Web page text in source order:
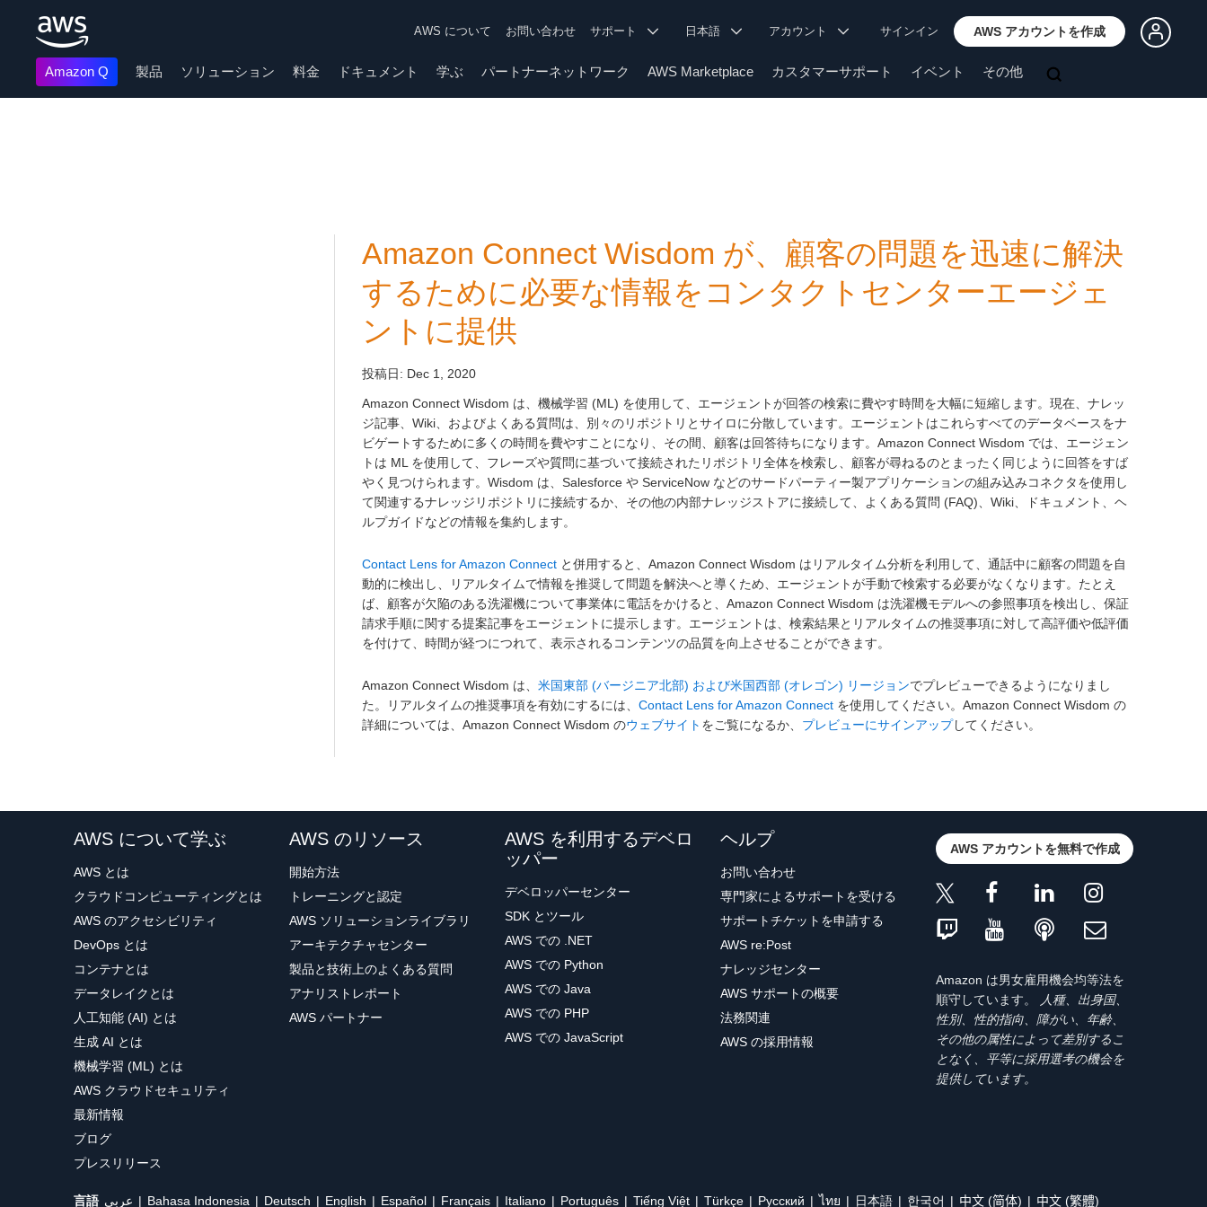
AWS について お問い合わせ サポート 日本語 アカウント サインイン AWS アカウントを作成
Amazon Q 製品 ソリューション 料金 ドキュメント 学ぶ パートナーネットワーク AWS Marketplace カスタマーサポート イベント その他
Amazon Connect Wisdom が、顧客の問題を迅速に解決
するために必要な情報をコンタクトセンターエージェ
ントに提供
投稿日: Dec 1, 2020
Amazon Connect Wisdom は、機械学習 (ML) を使用して、エージェントが回答の検索に費やす時間を大幅に短縮します。現在、ナレッ
ジ記事、Wiki、およびよくある質問は、別々のリポジトリとサイロに分散しています。エージェントはこれらすべてのデータベースをナ
ビゲートするために多くの時間を費やすことになり、その間、顧客は回答待ちになります。Amazon Connect Wisdom では、エージェン
トは ML を使用して、フレーズや質問に基づいて接続されたリポジトリ全体を検索し、顧客が尋ねるのとまったく同じように回答をすば
やく見つけられます。Wisdom は、Salesforce や ServiceNow などのサードパーティー製アプリケーションの組み込みコネクタを使用し
て関連するナレッジリポジトリに接続するか、その他の内部ナレッジストアに接続して、よくある質問 (FAQ)、Wiki、ドキュメント、ヘ
ルプガイドなどの情報を集約します。
Contact Lens for Amazon Connect と併用すると、Amazon Connect Wisdom はリアルタイム分析を利用して、通話中に顧客の問題を自
動的に検出し、リアルタイムで情報を推奨して問題を解決へと導くため、エージェントが手動で検索する必要がなくなります。たとえ
ば、顧客が欠陥のある洗濯機について事業体に電話をかけると、Amazon Connect Wisdom は洗濯機モデルへの参照事項を検出し、保証
請求手順に関する提案記事をエージェントに提示します。エージェントは、検索結果とリアルタイムの推奨事項に対して高評価や低評価
を付けて、時間が経つにつれて、表示されるコンテンツの品質を向上させることができます。
Amazon Connect Wisdom は、 米国東部 (バージニア北部) および米国西部 (オレゴン) リージョンでプレビューできるようになりまし
た。リアルタイムの推奨事項を有効にするには、 Contact Lens for Amazon Connect を使用してください。Amazon Connect Wisdom の
詳細については、Amazon Connect Wisdom のウェブサイト をご覧になるか、 プレビューにサインアップしてください。
AWS について学ぶ
AWS とは
クラウドコンピューティングとは
AWS のアクセシビリティ
DevOps とは
コンテナとは
データレイクとは
人工知能 (AI) とは
生成 AI とは
機械学習 (ML) とは
AWS クラウドセキュリティ
最新情報
ブログ
プレスリリース
AWS のリソース
開始方法
トレーニングと認定
AWS ソリューションライブラリ
アーキテクチャセンター
製品と技術上のよくある質問
アナリストレポート
AWS パートナー
AWS を利用するデベロ
ッパー
デベロッパーセンター
SDK とツール
AWS での .NET
AWS での Python
AWS での Java
AWS での PHP
AWS での JavaScript
ヘルプ
お問い合わせ
専門家によるサポートを受ける
サポートチケットを申請する
AWS re:Post
ナレッジセンター
AWS サポートの概要
法務関連
AWS の採用情報
AWS アカウントを無料で作成
Amazon は男女雇用機会均等法を
順守しています。
人種、出身国、
性別、性的指向、障がい、年齢、
その他の属性によって差別するこ
となく、平等に採用選考の機会を
提供しています。
言語 عربي Bahasa Indonesia Deutsch English Español Français Italiano Português Tiếng Việt Türkçe Ρусский ไทย 日本語 한국어 中文 (简体) 中文 (繁體)